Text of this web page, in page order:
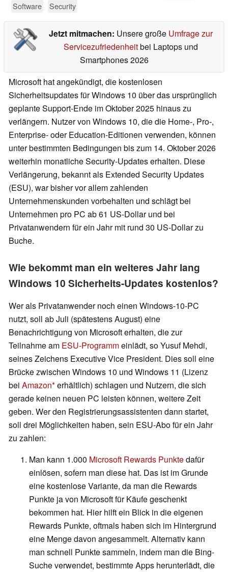
Software
Security
Jetzt mitmachen: Unsere große Umfrage zur
Servicezufriedenheitbei Laptops und
Smartphones 2026
Microsoft hat angekündigt, die kostenlosen
Sicherheitsupdates für Windows 10 über das ursprünglich
geplante Support-Ende im Oktober 2025 hinaus zu
verlängern. Nutzer von Windows 10, die die Home-, Pro-,
Enterprise- oder Education-Editionen verwenden, können
unter bestimmten Bedingungen bis zum 14. Oktober 2026
weiterhin monatliche Security-Updates erhalten. Diese
Verlängerung, bekannt als Extended Security Updates
(ESU), war bisher vor allem zahlenden
Unternehmenskunden vorbehalten und schlägt bei
Unternehmen pro PC ab 61 US-Dollar und bei
Privatanwendern für ein Jahr mit rund 30 US-Dollar zu
Buche.
Wie bekommt man ein weiteres Jahr lang
Windows 10 Sicherheits-Updates kostenlos?
Wer als Privatanwender noch einen Windows-10-PC
nutzt, soll ab Juli (spätestens August) eine
Benachrichtigung von Microsoft erhalten, die zur
Teilnahme am ESU-Programmeinlädt, so Yusuf Mehdi,
seines Zeichens Executive Vice President. Dies soll eine
Brücke zwischen Windows 10 und Windows 11 (Lizenz
bei Amazon erhältlich) schlagen und Nutzern, die sich
gerade keinen neuen PC leisten können, weitere Zeit
geben. Wer den Registrierungsassistenten dann startet,
soll drei Möglichkeiten haben, sein ESU-Abo für ein Jahr
zu zahlen:
Man kann 1.000 Microsoft Rewards Punktedafür
einlösen, sofern man diese hat. Das ist im Grunde
eine kostenlose Variante, da man die Rewards
Punkte ja von Microsoft für Käufe geschenkt
bekommen hat. Hier hilft ein Blick in die eigenen
Rewards Punkte, oftmals haben sich im Hintergrund
eine Menge davon angesammelt. Alternativ kann
man schnell Punkte sammeln, indem man die Bing-
Suche verwendet, bestimmte Apps herunterlädt, die